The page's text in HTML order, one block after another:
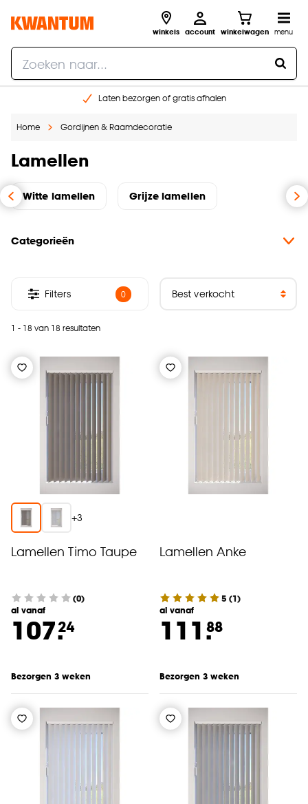
winkels account winkelwagen menu
Laten bezorgen of gratis afhalen
Gratis raam advies en opmeten aan huis
Home Gordijnen & Raamdecoratie
Lamellen
Witte lamellen Grijze lamellen
Categorieën
1 - 18 van 18 resultaten
Filters 0
+3
Lamellen Timo Taupe
(0)
al vanaf
107.24
Bezorgen 3 weken
Lamellen Anke
5 (1)
al vanaf
111.88
Bezorgen 3 weken